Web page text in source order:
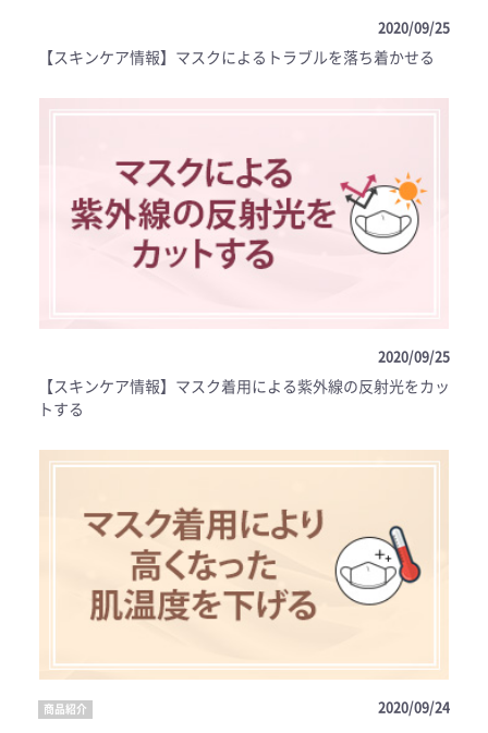
2020/09/25
【スキンケア情報】マスクによるトラブルを落ち着かせる
2020/09/25
【スキンケア情報】マスク着用による紫外線の反射光をカッ
トする
商品紹介 2020/09/24